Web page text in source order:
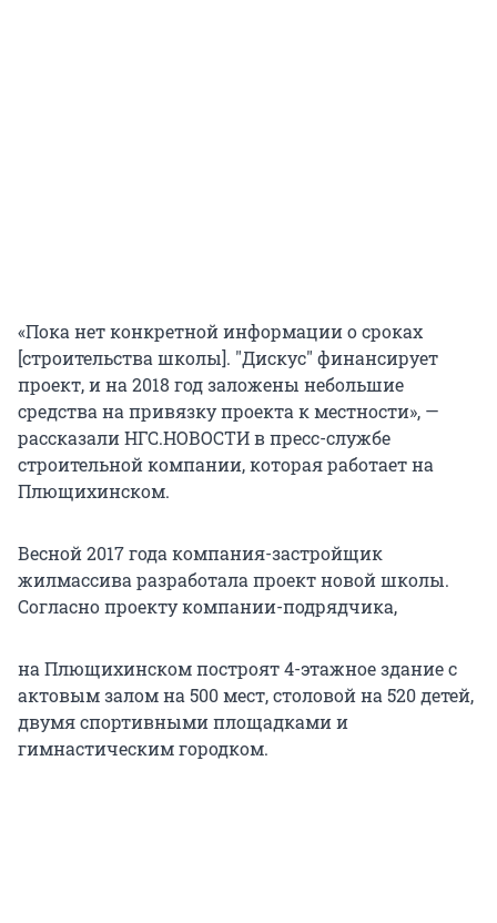
«Пока нет конкретной информации о сроках
[строительства школы]. "Дискус" финансирует
проект, и на 2018 год заложены небольшие
средства на привязку проекта к местности», —
рассказали НГС.НОВОСТИ в пресс-службе
строительной компании, которая работает на
Плющихинском.
Весной 2017 года компания-застройщик
жилмассива разработала проект новой школы.
Согласно проекту компании-подрядчика,
на Плющихинском построят 4-этажное здание с
актовым залом на 500 мест, столовой на 520 детей,
двумя спортивными площадками и
гимнастическим городком.